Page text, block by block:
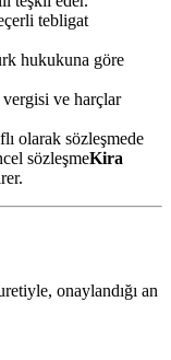
tebligat
hukukuna göre
ve harçlar
olarak sözleşmede
sözleşmeKira
onaylandığı an